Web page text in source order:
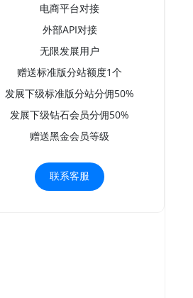
电商平台对接
外部API对接
无限发展用户
赠送标准版分站额度1个
发展下级标准版分站分佣50%
发展下级钻石会员分佣50%
赠送黑金会员等级
联系客服